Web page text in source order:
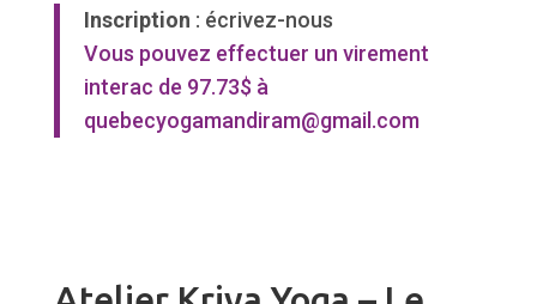
Inscription : écrivez-nous
Vous pouvez effectuer un virement
interac de 97.73$ à
quebecyogamandiram@gmail.com